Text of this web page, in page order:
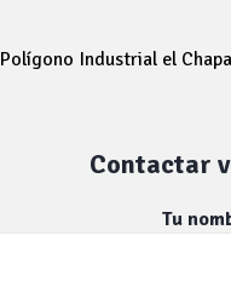
Polígono Industrial el
Contactar
Tu